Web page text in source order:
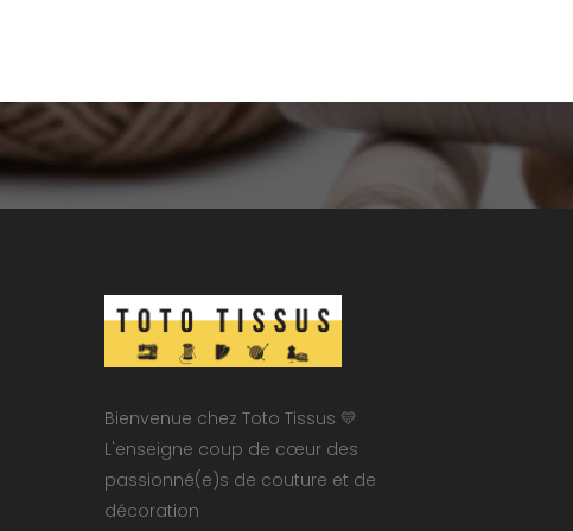
Bienvenue chez Toto Tissus 💛
L'enseigne coup de cœur des
passionné(e)s de couture et de
décoration